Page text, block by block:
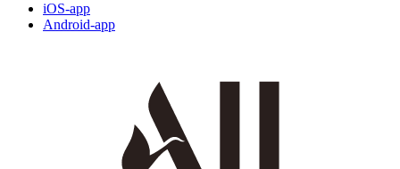
iOS-app
Android-app